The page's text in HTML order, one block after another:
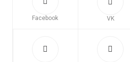
Facebook VK